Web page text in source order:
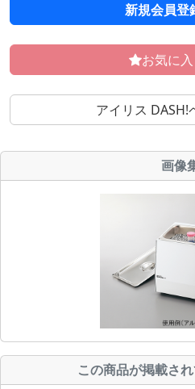
新規会員登
お気に
アイリス DASH!
画像
この商品が掲載さ